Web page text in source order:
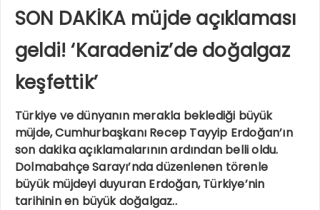
SON DAKİKA müjde açıklaması
geldi! ‘Karadeniz’de doğalgaz
keşfettik’
Türkiye ve dünyanın merakla beklediği büyük
müjde, Cumhurbaşkanı Recep Tayyip Erdoğan’ın
son dakika açıklamalarının ardından belli oldu.
Dolmabahçe Sarayı’nda düzenlenen törenle
büyük müjdeyi duyuran Erdoğan, Türkiye’nin
tarihinin en büyük doğalgaz..